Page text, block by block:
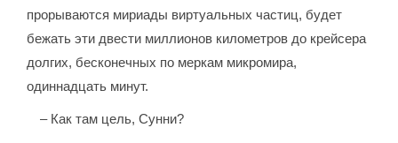
прорываются мириады виртуальных частиц, будет
бежать эти двести миллионов километров до крейсера
долгих, бесконечных по меркам микромира,
одиннадцать минут.
– Как там цель, Сунни?